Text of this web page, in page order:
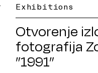
Exhibitions
Otvorenje
fotografija
”1991”